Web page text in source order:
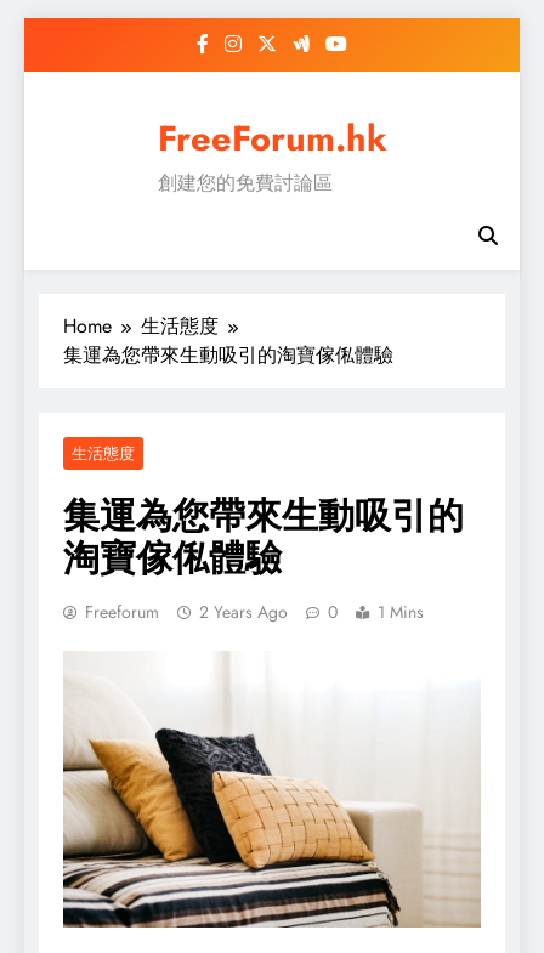
FreeForum.hk
創建您的免費討論區
Home
生活態度
集運為您帶來生動吸引的淘寶傢俬體驗
生活態度
集運為您帶來生動吸引的
淘寶傢俬體驗
Freeforum 2 Years Ago 0 1 Mins